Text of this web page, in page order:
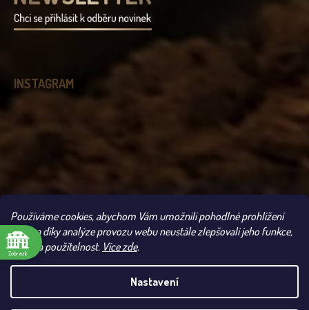
Používáme cookies, abychom Vám umožnili pohodlné prohlížení
webu a díky analýze provozu webu neustále zlepšovali jeho funkce,
výkon a použitelnost. Více zde.
Nastavení
UPOZORNĚNÍ: VLIVEM VYSOKÝCH TEPLOT SE MŮŽE
ODESLÁNÍ VAŠÍ ZÁSILKY POZDRŽET. POKUD SI
INSTAGRAM
Sledovat na Instagramu
Čokoládovna Troubelice
Zobrazit